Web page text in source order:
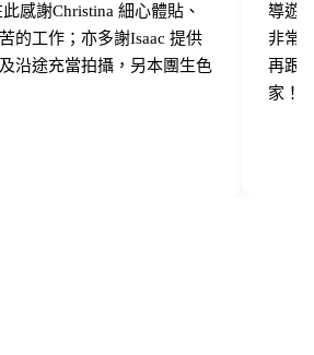
感謝Christina 細心體貼、
的工作；亦多謝Isaac 提供
沿途充當拍攝，另本團生色
導遊
非常
再跟
家！